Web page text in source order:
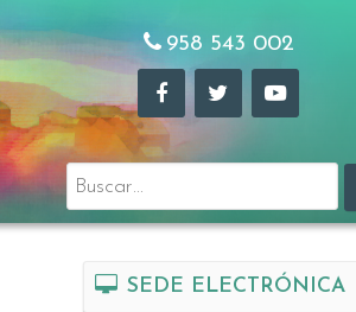
958 543 002
Buscar:
SEDE ELECTRÓNICA